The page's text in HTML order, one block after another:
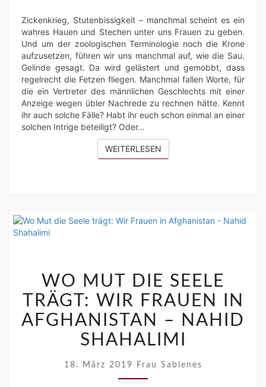
Zickenkrieg, Stutenbissigkeit – manchmal scheint es ein
wahres Hauen und Stechen unter uns Frauen zu geben.
Und um der zoologischen Terminologie noch die Krone
aufzusetzen, führen wir uns manchmal auf, wie die Sau.
Gelinde gesagt. Da wird gelästert und gemobbt, dass
regelrecht die Fetzen fliegen. Manchmal fallen Worte, für
die ein Vertreter des männlichen Geschlechts mit einer
Anzeige wegen übler Nachrede zu rechnen hätte. Kennt
ihr auch solche Fälle? Habt ihr euch schon einmal an einer
solchen Intrige beteiligt? Oder…
WEITERLESENWEITERLESEN
MUT
DIE
SEELE
TRÄGT:
WIR
FRAUEN
IN
AFGHANISTAN
WO MUT DIE SEELE
TRÄGT: WIR FRAUEN IN
AFGHANISTAN – NAHID
SHAHALIMI
18. März 2019 Frau Sabienes